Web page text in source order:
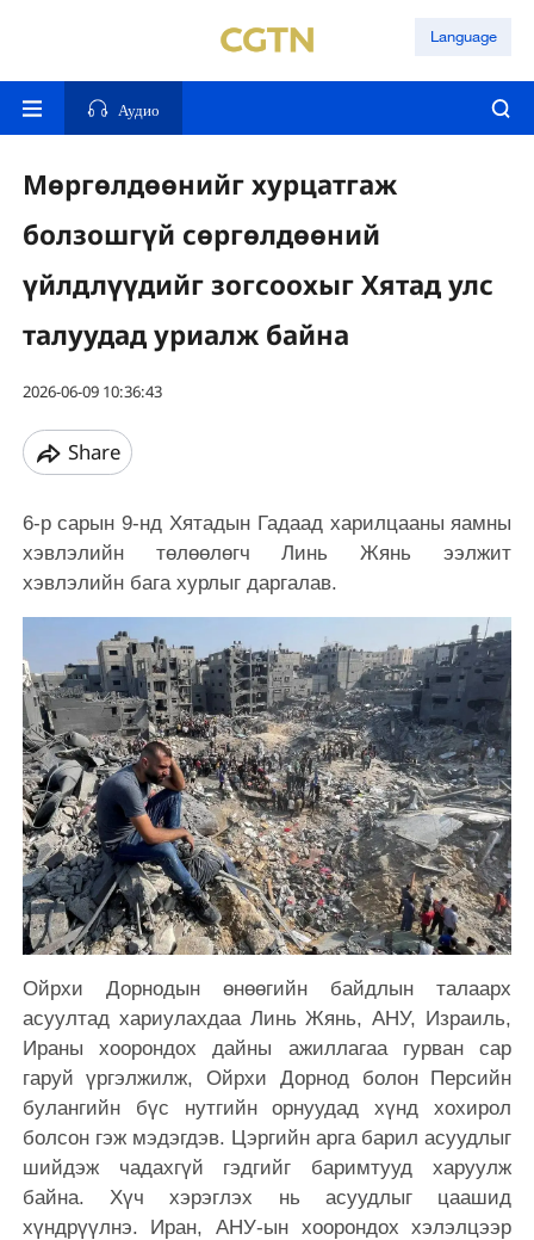
Language
Аудио
Мөргөлдөөнийг хурцатгаж
болзошгүй сөргөлдөөний
үйлдлүүдийг зогсоохыг Хятад улс
талуудад уриалж байна
2026-06-09 10:36:43
Share
6-р сарын 9-нд Хятадын Гадаад харилцааны яамны
хэвлэлийн төлөөлөгч Линь Жянь ээлжит
хэвлэлийн бага хурлыг даргалав.
Ойрхи Дорнодын өнөөгийн байдлын талаарх
асуултад хариулахдаа Линь Жянь, АНУ, Израиль,
Ираны хоорондох дайны ажиллагаа гурван сар
гаруй үргэлжилж, Ойрхи Дорнод болон Персийн
булангийн бүс нутгийн орнуудад хүнд хохирол
болсон гэж мэдэгдэв. Цэргийн арга барил асуудлыг
шийдэж чадахгүй гэдгийг баримтууд харуулж
байна. Хүч хэрэглэх нь асуудлыг цаашид
хүндрүүлнэ. Иран, АНУ-ын хоорондох хэлэлцээр